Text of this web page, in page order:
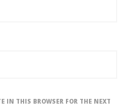
IN THIS BROWSER FOR THE NEXT